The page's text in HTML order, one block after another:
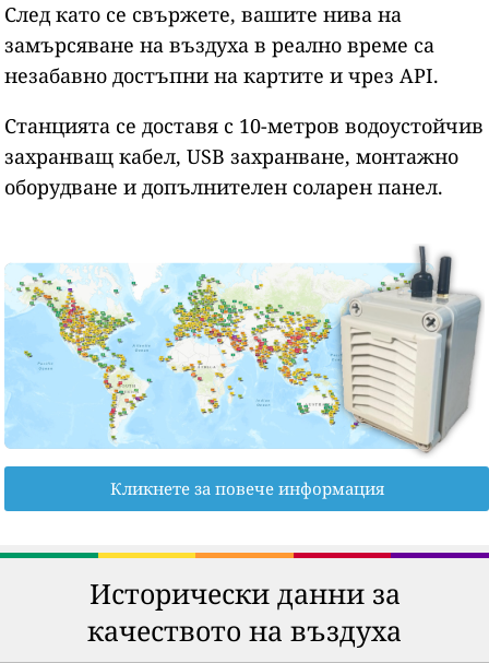
След като се свържете, вашите нива на
замърсяване на въздуха в реално време са
незабавно достъпни на картите и чрез API.
Станцията се доставя с 10-метров водоустойчив
захранващ кабел, USB захранване, монтажно
оборудване и допълнителен соларен панел.
Кликнете за повече информация
Исторически данни за
качеството на въздуха